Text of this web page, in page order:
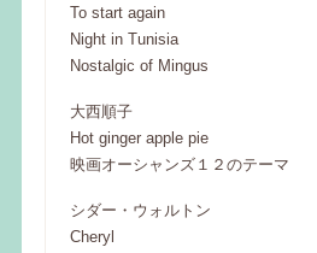
To start again
Night in Tunisia
Nostalgic of Mingus
大西順子
Hot ginger apple pie
映画オーシャンズ１２のテーマ
シダー・ウォルトン
Cheryl